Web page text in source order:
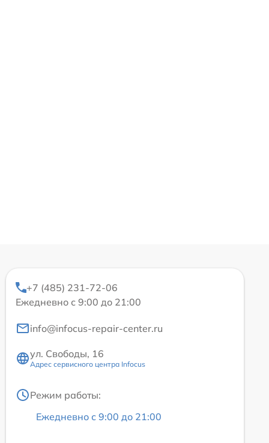
+7 (485) 231-72-06
Ежедневно с 9:00 до 21:00
info@infocus-repair-center.ru
ул. Свободы, 16
Адрес сервисного центра Infocus
Режим работы:
Ежедневно с 9:00 до 21:00